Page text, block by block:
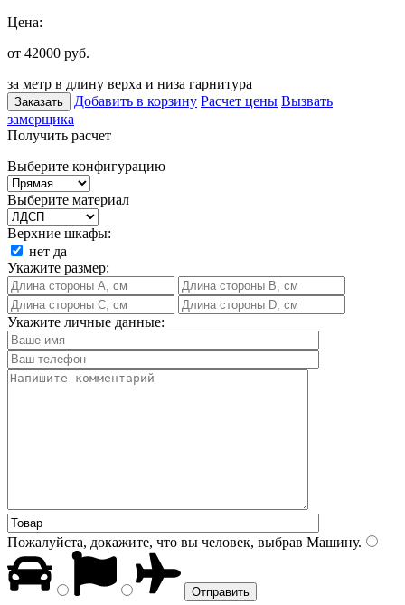
Цена:
от 42000 руб.
за метр в длину верха и низа гарнитура
Заказать Добавить в корзину Расчет цены Вызвать
замерщика
Получить расчет
Выберите конфигурацию
Выберите материал
Верхние шкафы:
нет да
Укажите размер:
Укажите личные данные:
Пожалуйста, докажите, что вы человек, выбрав Машину.